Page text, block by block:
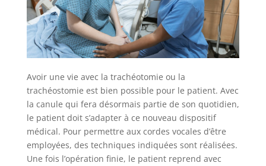
Avoir une vie avec la trachéotomie ou la
trachéostomie est bien possible pour le patient. Avec
la canule qui fera désormais partie de son quotidien,
le patient doit s’adapter à ce nouveau dispositif
médical. Pour permettre aux cordes vocales d’être
employées, des techniques indiquées sont réalisées.
Une fois l’opération finie, le patient reprend avec